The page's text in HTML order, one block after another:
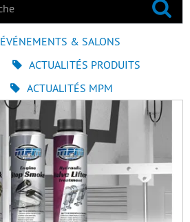
ÉVÉNEMENTS & SALONS
ACTUALITÉS PRODUITS
ACTUALITÉS MPM